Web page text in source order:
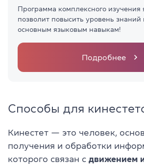
Программа комплексного изучения
позволит повысить уровень знаний
основным языковым навыкам!
Подробнее
Способы для
Кинестет — это человек,
получения и обработки
которого связан с движением